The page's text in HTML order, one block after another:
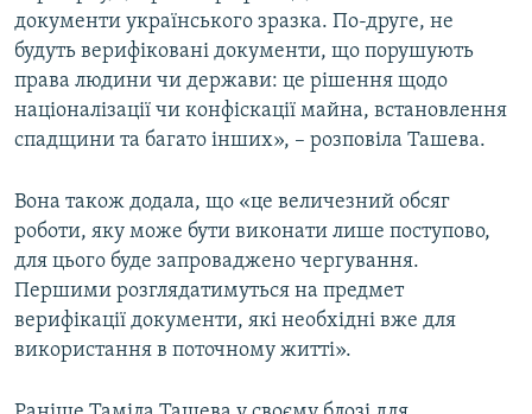
документи українського зразка. По-друге, не
будуть верифіковані документи, що порушують
права людини чи держави: це рішення щодо
націоналізації чи конфіскації майна, встановлення
спадщини та багато інших», – розповіла Ташева.
Вона також додала, що «це величезний обсяг
роботи, яку може бути виконати лише поступово,
для цього буде запроваджено чергування.
Першими розглядатимуться на предмет
верифікації документи, які необхідні вже для
використання в поточному житті».